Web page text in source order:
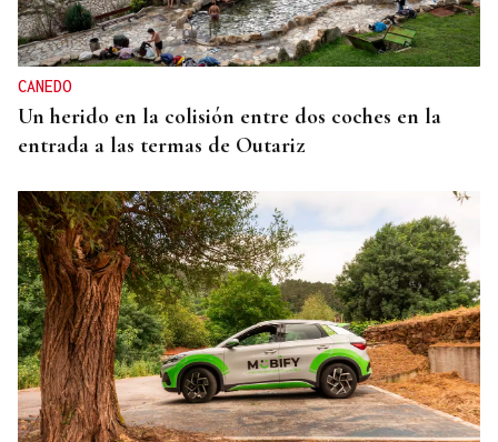
CANEDO
Un herido en la colisión entre dos coches en la
entrada a las termas de Outariz